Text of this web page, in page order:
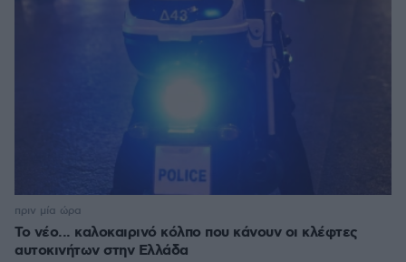
Το νέο... καλοκαιρινό κόλπο που κάνουν οι κλέφτες
αυτοκινήτων στην Ελλάδα
πριν μία ώρα